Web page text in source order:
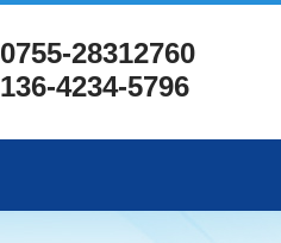
0755-28312760
136-4234-5796